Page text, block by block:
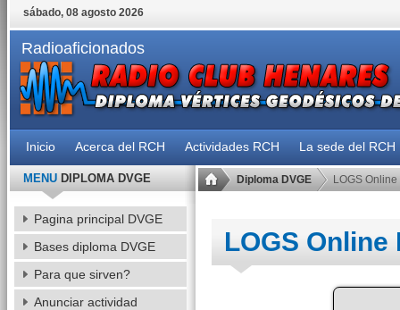
sábado, 08 agosto 2026
Radioaficionados
Inicio Acerca del RCH Actividades RCH La sede del RCH
Diploma DVGE LOGS Online
LOGS Online
MENUDIPLOMA DVGE
Pagina principal DVGE
Bases diploma DVGE
Para que sirven?
Anunciar actividad